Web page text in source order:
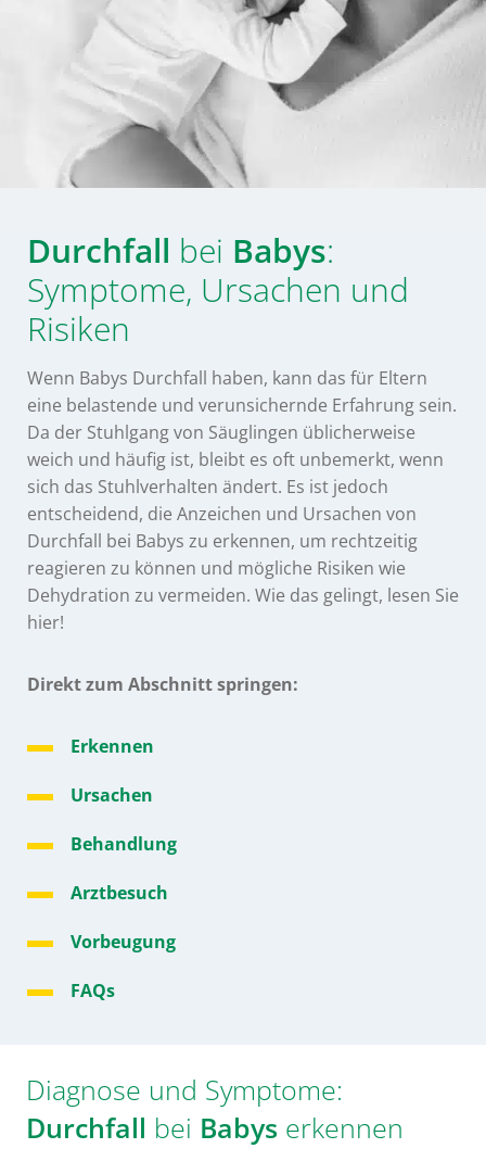
Durchfall bei Babys:
Symptome, Ursachen und
Risiken
Wenn Babys Durchfall haben, kann das für Eltern
eine belastende und verunsichernde Erfahrung sein.
Da der Stuhlgang von Säuglingen üblicherweise
weich und häufig ist, bleibt es oft unbemerkt, wenn
sich das Stuhlverhalten ändert. Es ist jedoch
entscheidend, die Anzeichen und Ursachen von
Durchfall bei Babys zu erkennen, um rechtzeitig
reagieren zu können und mögliche Risiken wie
Dehydration zu vermeiden. Wie das gelingt, lesen Sie
hier!
Direkt zum Abschnitt springen:
Erkennen
Ursachen
Behandlung
Arztbesuch
Vorbeugung
FAQs
Diagnose und Symptome:
Durchfall bei Babys erkennen